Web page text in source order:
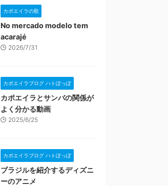
カポエイラの歌
No mercado modelo tem
acarajé
2026/7/31
カポエイラブログ ハトぽっぽ
カポエイラとサンバの関係が
よく分かる動画
2025/6/25
カポエイラブログ ハトぽっぽ
ブラジルを紹介するディズニ
ーのアニメ